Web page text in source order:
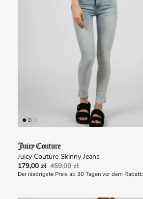
Juicy Couture Skinny Jeans
179,00 zł 459,00 zł
Der niedrigste Preis ab 30 Tagen vor dem Rabatt: